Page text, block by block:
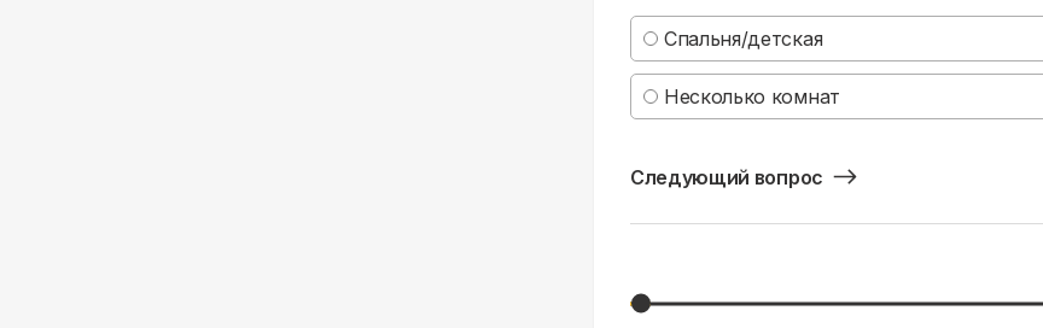
Спальня/детская
Несколько комнат
Следующий вопрос